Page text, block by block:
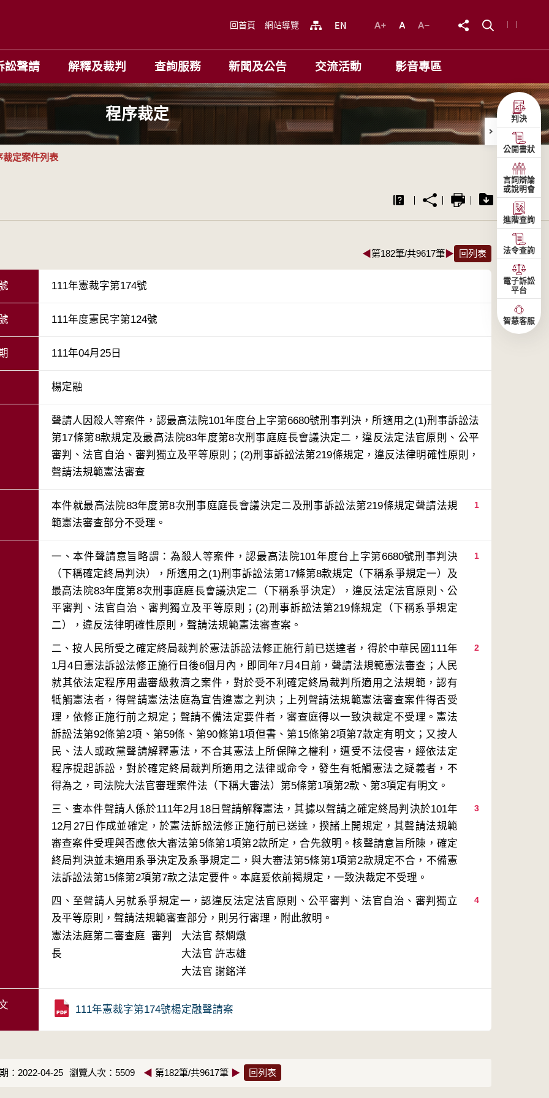
回首頁 網站導覽
訟聲請 解釋及裁判 查詢服務 新聞及公告 交流活動 影音專區
程序裁定
裁定案件列表
◀第182筆/共9617筆▶ 回列表
111年憲裁字第174號
111年度憲民字第124號
111年04月25日
楊定融
聲請人因殺人等案件，認最高法院101年度台上字第6680號刑事判決，所適用之(1)刑事訴訟法
第17條第8款規定及最高法院83年度第8次刑事庭庭長會議決定二，違反法定法官原則、公平
審判、法官自治、審判獨立及平等原則；(2)刑事訴訟法第219條規定，違反法律明確性原則，
聲請法規範憲法審查
1
本件就最高法院83年度第8次刑事庭庭長會議決定二及刑事訴訟法第219條規定聲請法規
範憲法審查部分不受理。
1
一、本件聲請意旨略謂：為殺人等案件，認最高法院101年度台上字第6680號刑事判決
（下稱確定終局判決），所適用之(1)刑事訴訟法第17條第8款規定（下稱系爭規定一）及
最高法院83年度第8次刑事庭庭長會議決定二（下稱系爭決定），違反法定法官原則、公
平審判、法官自治、審判獨立及平等原則；(2)刑事訴訟法第219條規定（下稱系爭規定
2
二、按人民所受之確定終局裁判於憲法訴訟法修正施行前已送達者，得於中華民國111年
1月4日憲法訴訟法修正施行日後6個月內，即同年7月4日前，聲請法規範憲法審查；人民
就其依法定程序用盡審級救濟之案件，對於受不利確定終局裁判所適用之法規範，認有
牴觸憲法者，得聲請憲法法庭為宣告違憲之判決；上列聲請法規範憲法審查案件得否受
理，依修正施行前之規定；聲請不備法定要件者，審查庭得以一致決裁定不受理。憲法
訴訟法第92條第2項、第59條、第90條第1項但書、第15條第2項第7款定有明文；又按人
民、法人或政黨聲請解釋憲法，不合其憲法上所保障之權利，遭受不法侵害，經依法定
程序提起訴訟，對於確定終局裁判所適用之法律或命令，發生有牴觸憲法之疑義者，不
3
三、查本件聲請人係於111年2月18日聲請解釋憲法，其據以聲請之確定終局判決於101年
12月27日作成並確定，於憲法訴訟法修正施行前已送達，揆諸上開規定，其聲請法規範
審查案件受理與否應依大審法第5條第1項第2款所定，合先敘明。核聲請意旨所陳，確定
終局判決並未適用系爭決定及系爭規定二，與大審法第5條第1項第2款規定不合，不備憲
4
四、至聲請人另就系爭規定一，認違反法定法官原則、公平審判、法官自治、審判獨立
憲法法庭第二審查庭 審判
長
大法官 蔡烱燉
大法官 許志雄
大法官 謝銘洋
111年憲裁字第174號楊定融聲請案
：2022-04-25 瀏覽人次：5509 ◀ 第182筆/共9617筆 ▶ 回列表
判決
公開書狀
言詞辯論
或說明會
進階查詢
法令查詢
電子訴訟
平台
智慧客服